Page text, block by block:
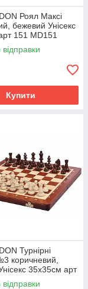
Роял Максі
бежевий Унісекс
151 MD151
Купити
Турнірні
коричневий,
35х35см арт